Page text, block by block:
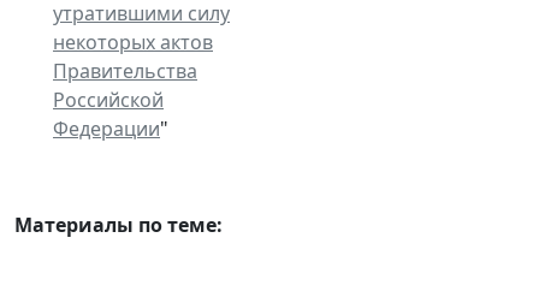
утратившими силу
некоторых актов
Правительства
Российской
Федерации"
Материалы по теме: